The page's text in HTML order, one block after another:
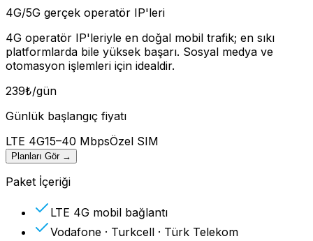
4G/5G gerçek operatör IP'leri
4G operatör IP'leriyle en doğal mobil trafik; en sıkı
platformlarda bile yüksek başarı. Sosyal medya ve
otomasyon işlemleri için idealdir.
239₺/gün
Günlük başlangıç fiyatı
LTE 4G15–40 MbpsÖzel SIM
Planları Gör →
Paket İçeriği
LTE 4G mobil bağlantı
Vodafone · Turkcell · Türk Telekom